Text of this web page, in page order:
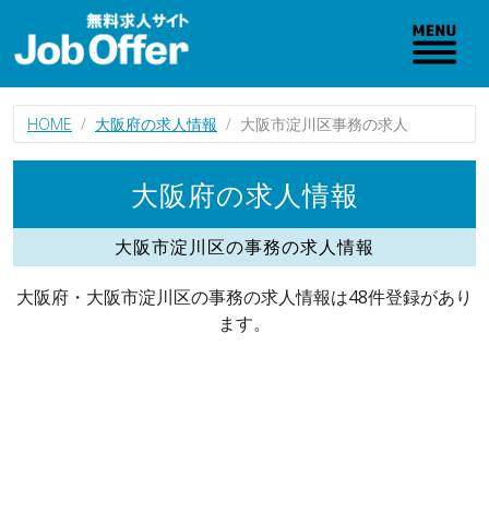
HOME 大阪府の求人情報 大阪市淀川区事務の求人
大阪府の求人情報
大阪市淀川区の事務の求人情報
大阪府・大阪市淀川区の事務の求人情報は48件登録があり
ます。